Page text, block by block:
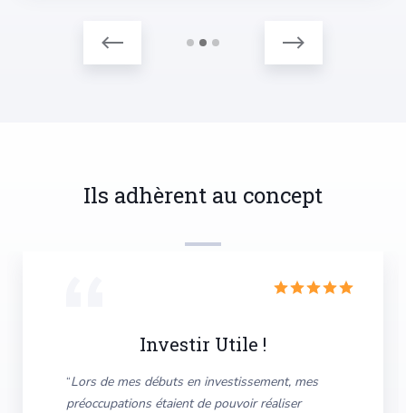
Ils adhèrent au concept
Investir Utile !
“Lors de mes débuts en investissement, mes
préoccupations étaient de pouvoir réaliser